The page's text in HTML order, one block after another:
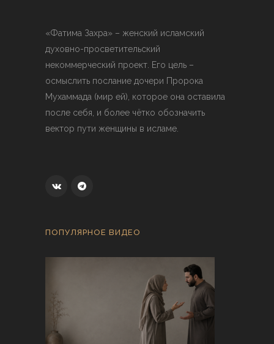
«Фатима Захра» – женский исламский
духовно-просветительский
некоммерческий проект. Его цель –
осмыслить послание дочери Пророка
Мухаммада (мир ей), которое она оставила
после себя, и более чётко обозначить
вектор пути женщины в исламе.
ПОПУЛЯРНОЕ ВИДЕО